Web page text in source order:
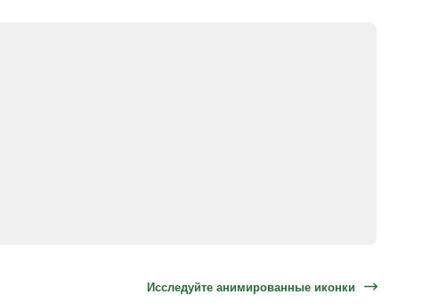
Исследуйте анимированные иконки